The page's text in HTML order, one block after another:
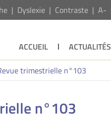
Dyslexie Contraste A-
ACCUEIL ACTUALITÉS
trimestrielle n°103
n°103